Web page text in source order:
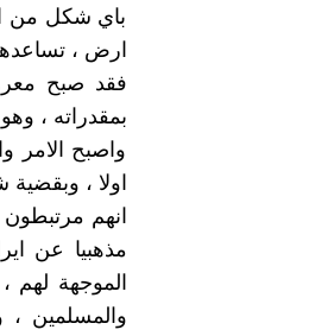
باي شكل من
ارض ،
فقد صبح
بمقدراته ،
واصبح الامر
اولا ، وبقضية
انهم
مذهبيا عن
الموجهة
والمسلمين